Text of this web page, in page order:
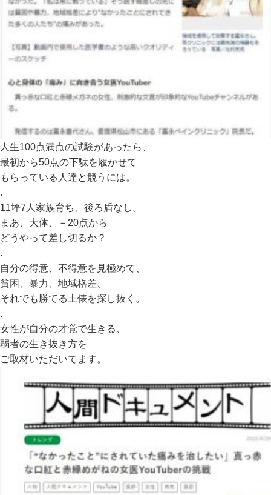
人生100点満点の試験があったら、
最初から50点の下駄を履かせて
もらっている人達と競うには。
.
11坪7人家族育ち、後ろ盾なし。
まあ、大体、－20点から
どうやって差し切るか？
.
自分の得意、不得意を見極めて、
貧困、暴力、地域格差、
それでも勝てる土俵を探し抜く。
.
女性が自分の才覚で生きる、
弱者の生き抜き方を
ご取材いただいてます。